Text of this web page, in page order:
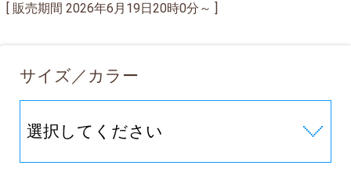
[ 販売期間 2026年6月19日20時0分 ～ ]
サイズ／カラー